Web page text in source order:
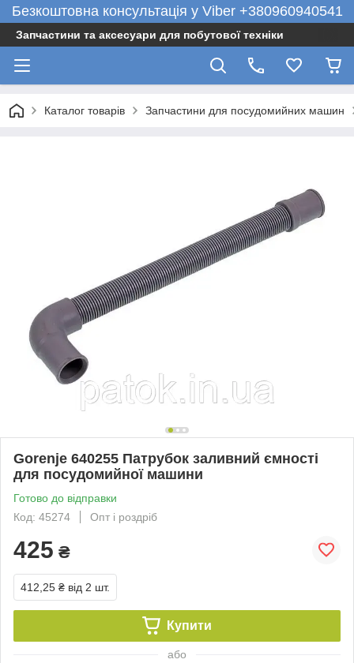
Безкоштовна консультація у Viber +380960940541
Запчастини та аксесуари для побутової техніки
Каталог товарів Запчастини для посудомийних машин
Gorenje 640255 Патрубок заливний ємності
для посудомийної машини
Готово до відправки
Код: 45274
Опт і роздріб
425 ₴
412,25 ₴ від 2 шт.
Купити
або